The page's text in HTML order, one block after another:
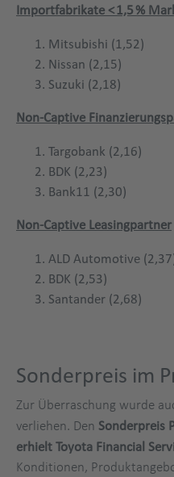
Importfabrikate < 1,5 %
Mitsubishi (1,52)
Nissan (2,15)
Suzuki (2,18)
Non‑Captive
Targobank (2,16)
BDK (2,23)
Bank11 (2,30)
Non‑Captive Leasingpartner
ALD Automotive
BDK (2,53)
Santander (2,68)
Sonderpreis im
Zur Überraschung wurde
verliehen. Den Sonderpreis
erhielt Toyota Financial
Konditionen,